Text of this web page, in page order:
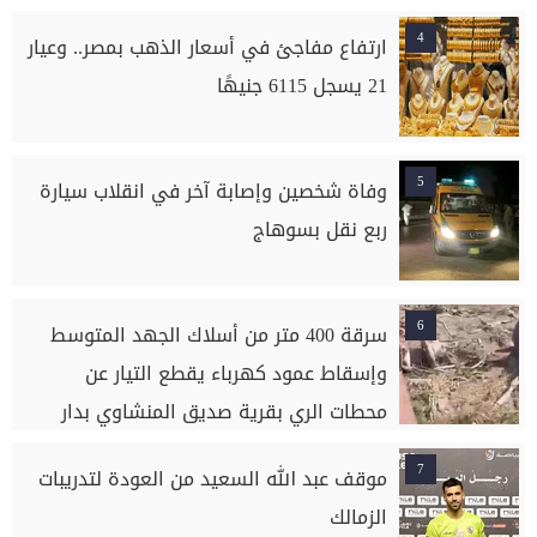
4
ارتفاع مفاجئ في أسعار الذهب بمصر.. وعيار
21 يسجل 6115 جنيهًا
5
وفاة شخصين وإصابة آخر في انقلاب سيارة
ربع نقل بسوهاج
6
سرقة 400 متر من أسلاك الجهد المتوسط
وإسقاط عمود كهرباء يقطع التيار عن
محطات الري بقرية صديق المنشاوي بدار
7
موقف عبد الله السعيد من العودة لتدريبات
الزمالك